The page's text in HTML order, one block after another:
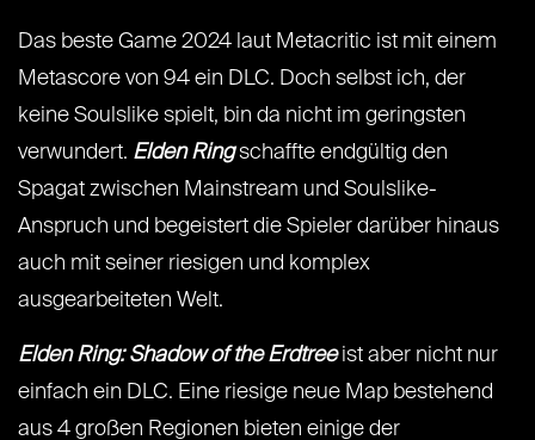
Das beste Game 2024 laut Metacritic ist mit einem
Metascore von 94 ein DLC. Doch selbst ich, der
keine Soulslike spielt, bin da nicht im geringsten
verwundert. Elden Ringschaffte endgültig den
Spagat zwischen Mainstream und Soulslike-
Anspruch und begeistert die Spieler darüber hinaus
auch mit seiner riesigen und komplex
ausgearbeiteten Welt.
Elden Ring: Shadow of the Erdtreeist aber nicht nur
einfach ein DLC. Eine riesige neue Map bestehend
aus 4 großen Regionen bieten einige der